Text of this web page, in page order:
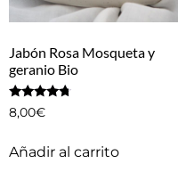
Jabón Rosa Mosqueta y
geranio Bio
Valorado
con
de 5
8,00€
Añadir al carrito